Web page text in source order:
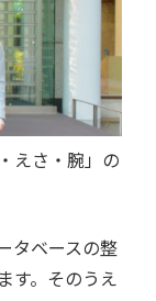
えさ・腕」の
タベースの整
す。そのうえ